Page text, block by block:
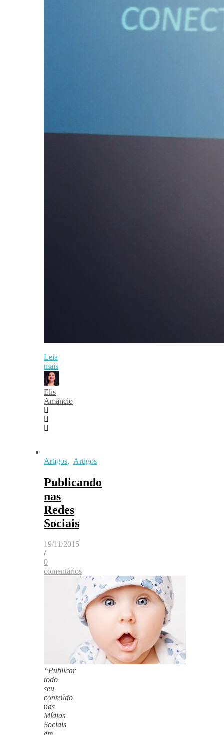
Leia
mais
Elis
Amâncio
Artigos, Artigos
Publicando
nas
Redes
Sociais
19/11/2015
/
0
comentários
“Publicar
todo
seu
conteúdo
nas
Mídias
Sociais